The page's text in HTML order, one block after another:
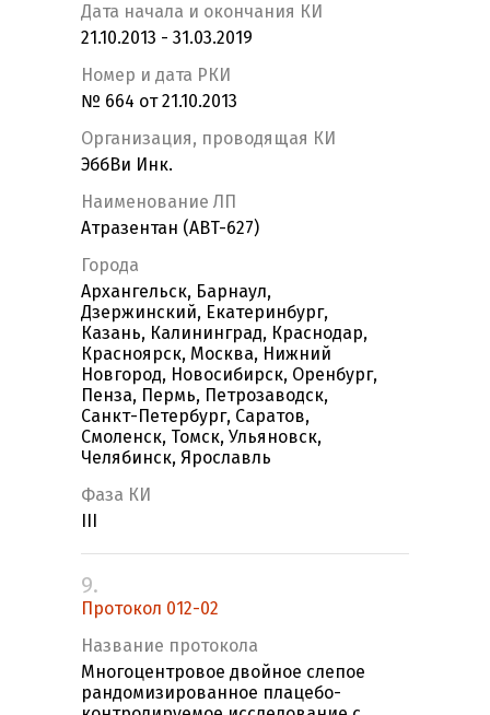
Дата начала и окончания КИ
21.10.2013 - 31.03.2019
Номер и дата РКИ
№ 664 от 21.10.2013
Организация, проводящая КИ
ЭббВи Инк.
Наименование ЛП
Атразентан (ABT-627)
Города
Архангельск, Барнаул,
Дзержинский, Екатеринбург,
Казань, Калининград, Краснодар,
Красноярск, Москва, Нижний
Новгород, Новосибирск, Оренбург,
Пенза, Пермь, Петрозаводск,
Санкт-Петербург, Саратов,
Смоленск, Томск, Ульяновск,
Челябинск, Ярославль
Фаза КИ
9.
Протокол 012-02
Название протокола
Многоцентровое двойное слепое
рандомизированное плацебо-